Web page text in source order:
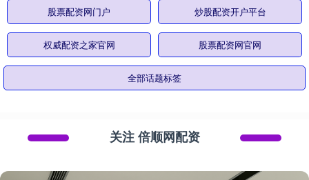
股票配资网门户 炒股配资开户平台
权威配资之家官网 股票配资网官网
全部话题标签
关注 倍顺网配资